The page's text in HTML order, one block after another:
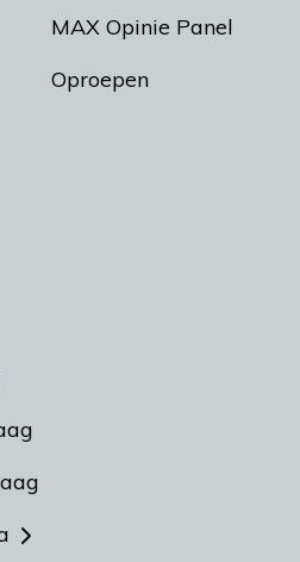
MAX Opinie Panel
Oproepen